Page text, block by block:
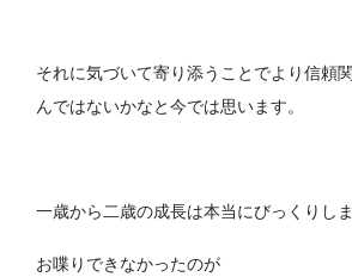
それに気づいて寄り添うことでより信頼
んではないかなと今では思います。
一歳から二歳の成長は本当にびっくりしま
お喋りできなかったのが